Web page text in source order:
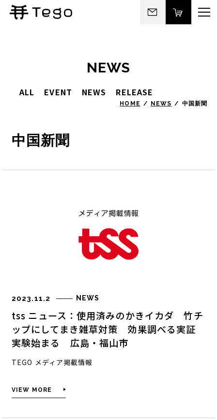
私たちについて
CEO MESSAGE
NEWS
ALL EVENT NEWS RELEASE
HOME NEWS 中国新聞
中国新聞
2023.11.2 NEWS
tss ニュース：使用済みのかきイカダ 竹チ
ップにしてまき雑草対策 効果調べる実証
実験始まる 広島・福山市
TEGO メディア掲載情報
VIEW MORE